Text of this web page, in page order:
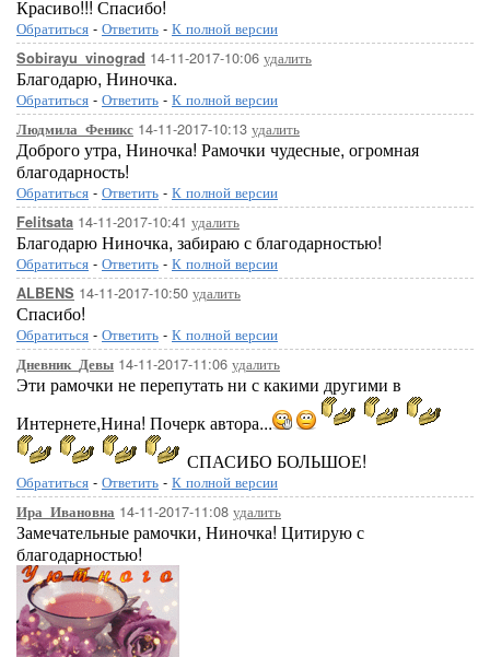
Красиво!!! Спасибо!
Обратиться - Ответить - К полной версии
Sobirayu_vinograd 14-11-2017-10:06 удалить
Благодарю, Ниночка.
Обратиться - Ответить - К полной версии
Людмила_Феникс 14-11-2017-10:13 удалить
Доброго утра, Ниночка! Рамочки чудесные, огромная
благодарность!
Обратиться - Ответить - К полной версии
Felitsata 14-11-2017-10:41 удалить
Благодарю Ниночка, забираю с благодарностью!
Обратиться - Ответить - К полной версии
ALBENS 14-11-2017-10:50 удалить
Спасибо!
Обратиться - Ответить - К полной версии
Дневник_Девы 14-11-2017-11:06 удалить
Эти рамочки не перепутать ни с какими другими в
Интернете,Нина! Почерк автора...
СПАСИБО БОЛЬШОЕ!
Обратиться - Ответить - К полной версии
Ира_Ивановна 14-11-2017-11:08 удалить
Замечательные рамочки, Ниночка! Цитирую с
благодарностью!